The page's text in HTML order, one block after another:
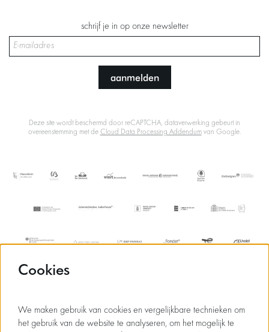
schrijf je in op onze newsletter
aanmelden
Deze site wordt beschermd door reCAPTCHA, dataverwerking gebeurt in
overeenstemming met de Cloud Data Processing Addendumvan Google.
Cookies
We maken gebruik van cookies en vergelijkbare technieken om
het gebruik van de website te analyseren, om het mogelijk te